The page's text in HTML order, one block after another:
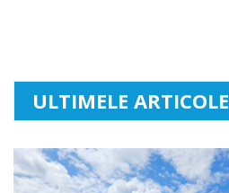
ULTIMELE ARTICOLE